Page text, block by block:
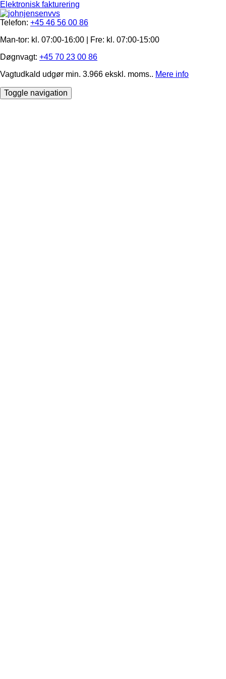
Elektronisk fakturering
Telefon: +45 46 56 00 86
Man-tor: kl. 07:00-16:00 | Fre: ​kl. 07:00-15​:00
Døgnvagt: +45 70 23 00 86
Vagtudkald udgør min. 3.966 ekskl. moms.. Mere info
Toggle navigation